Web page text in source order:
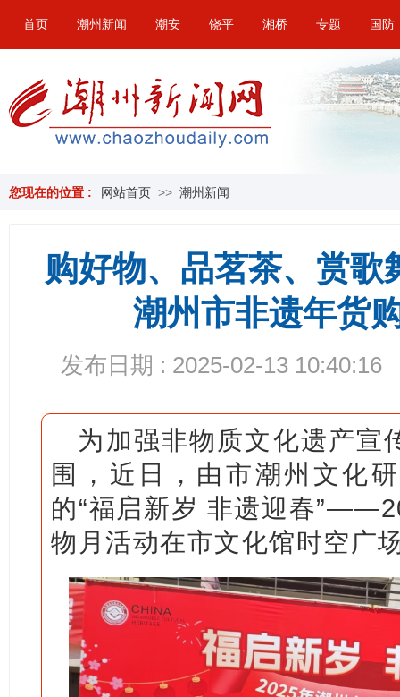
首页 潮州新闻 潮安 饶平 湘桥 专题 国防
您现在的位置 : 网站首页 >> 潮州新闻
购好物、品茗茶、赏歌
潮州市非遗年货
发布日期 : 2025-02-13 10:40:16
为加强非物质文化遗产宣
围，近日，由市潮州文化
的“福启新岁 非遗迎春
物月活动在市文化馆时空广